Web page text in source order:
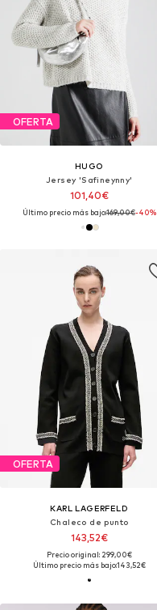
OFERTA
HUGO
Jersey 'Safineynny'
101,40€
Último precio más bajo:169,00€-40%
OFERTA
KARL LAGERFELD
Chaleco de punto
143,52€
Precio original: 299,00€
Último precio más bajo:143,52€